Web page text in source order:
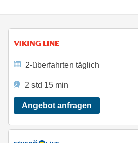
2-überfahrten täglich
2 std 15 min
Angebot anfragen